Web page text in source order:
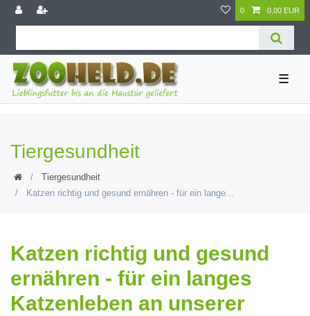
0 0,00 EUR
☰
Tiergesundheit
Tiergesundheit
Katzen richtig und gesund ernähren - für ein lange...
Katzen richtig und gesund
ernähren - für ein langes
Katzenleben an unserer